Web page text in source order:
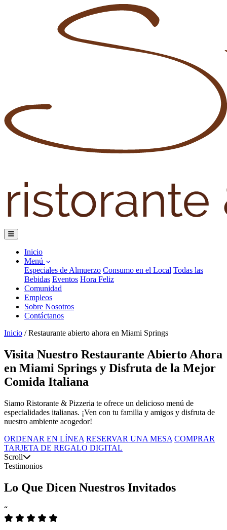
Inicio
Menú
Especiales de Almuerzo Consumo en el Local Todas las
Bebidas Eventos Hora Feliz
Comunidad
Empleos
Sobre Nosotros
Contáctanos
Inicio / Restaurante abierto ahora en Miami Springs
Visita Nuestro Restaurante Abierto Ahora
en Miami Springs y Disfruta de la Mejor
Comida Italiana
Siamo Ristorante & Pizzeria te ofrece un delicioso menú de
especialidades italianas. ¡Ven con tu familia y amigos y disfruta de
nuestro ambiente acogedor!
ORDENAR EN LÍNEA RESERVAR UNA MESA COMPRAR
TARJETA DE REGALO DIGITAL
Scroll
Testimonios
Lo Que Dicen Nuestros Invitados
“